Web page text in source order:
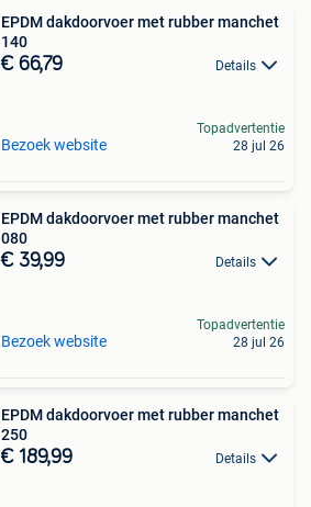
EPDM dakdoorvoer met rubber manchet
140
€ 66,79 Details
Bezoek website
Topadvertentie
28 jul 26
EPDM dakdoorvoer met rubber manchet
080
€ 39,99 Details
Bezoek website
Topadvertentie
28 jul 26
EPDM dakdoorvoer met rubber manchet
250
€ 189,99 Details